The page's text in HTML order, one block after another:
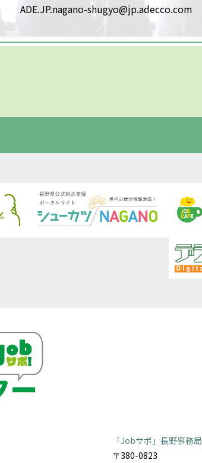
ADE.JP.nagano-shugyo@jp.adecco.com
「Jobサポ」長野事務局
〒380-0823